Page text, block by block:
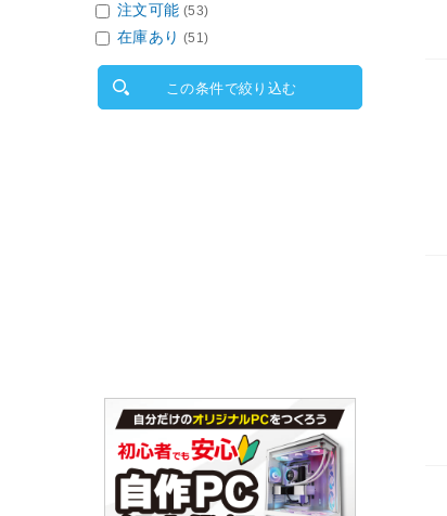
注文可能 (53)
在庫あり (51)
この条件で絞り込む